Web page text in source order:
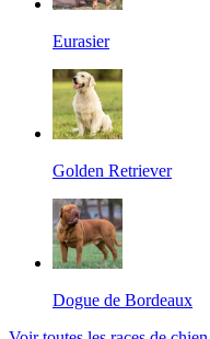
Eurasier
Golden Retriever
Dogue de Bordeaux